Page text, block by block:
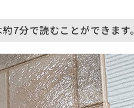
7分で読むことができます。